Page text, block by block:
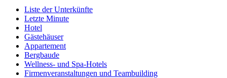
Liste der Unterkünfte
Letzte Minute
Hotel
Gästehäuser
Appartement
Bergbaude
Wellness- und Spa-Hotels
Firmenveranstaltungen und Teambuilding